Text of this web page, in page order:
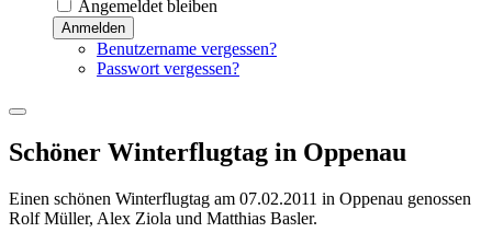
Angemeldet bleiben
Anmelden
Benutzername vergessen?
Passwort vergessen?
Schöner Winterflugtag in Oppenau
Einen schönen Winterflugtag am 07.02.2011 in Oppenau genossen
Rolf Müller, Alex Ziola und Matthias Basler.